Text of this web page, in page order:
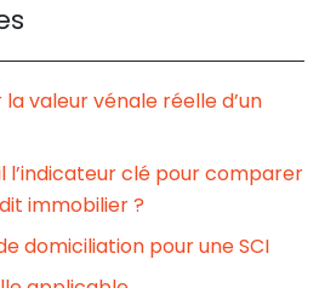
valeur vénale réelle d’un
l’indicateur clé pour comparer
immobilier ?
domiciliation pour une SCI